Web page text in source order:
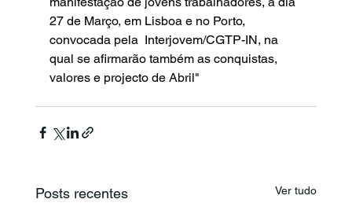
27 de Março, em Lisboa e no Porto,
convocada pela  Interjovem/CGTP-IN, na
qual se afirmarão também as conquistas,
valores e projecto de Abril"
Posts recentes Ver tudo